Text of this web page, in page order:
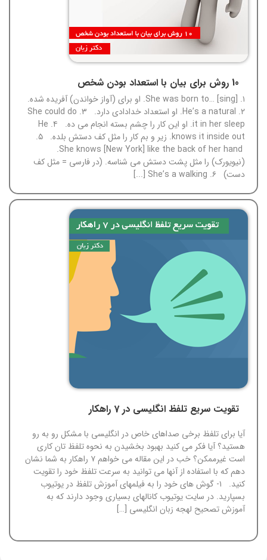
10 روش برای بیان با استعداد بودن شخص
۱. She was born to… [sing]. او برای (آواز خواندن) آفریده شده.
۲. He’s a natural. او استعداد خدادادی دارد. ۳. She could do
it in her sleep. او این کار را چشم بسته انجام می ده. ۴. He
knows it inside out. زیر و بم کار را مثل کف دستش بلده. ۵.
She knows [New York] like the back of her hand.
(نیویورک) را مثل پشت دستش می شناسه. (در فارسی = مثل کف
دست) ۶. She’s a walking [...]
تقویت سریع تلفظ انگلیسی در 7 راهکار
آیا برای تلفظ برخی صداهای خاص در انگلیسی با مشکل رو به رو
هستید؟ آیا فکر می کنید بهبود بخشیدن به نحوه تلفظ تان کاری
است غیرممکن؟ خب در این مقاله می خواهم ۷ راهکار به شما نشان
دهم که با استفاده از آنها می توانید به سرعت تلفظ خود را تقویت
کنید. ۱- گوش های خود را به فیلمهای آموزش تلفظ در یوتیوب
بسپارید. در سایت یوتیوب کانالهای بسیاری وجود دارند که به
آموزش تصحیح لهجه زبان انگلیسی […]